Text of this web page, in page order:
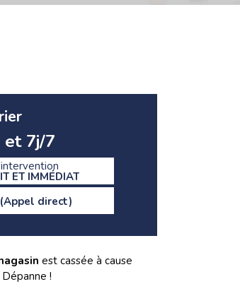
et 7j/7
ET IMMÉDIAT
(Appel direct)
est cassée à cause
Dépanne !